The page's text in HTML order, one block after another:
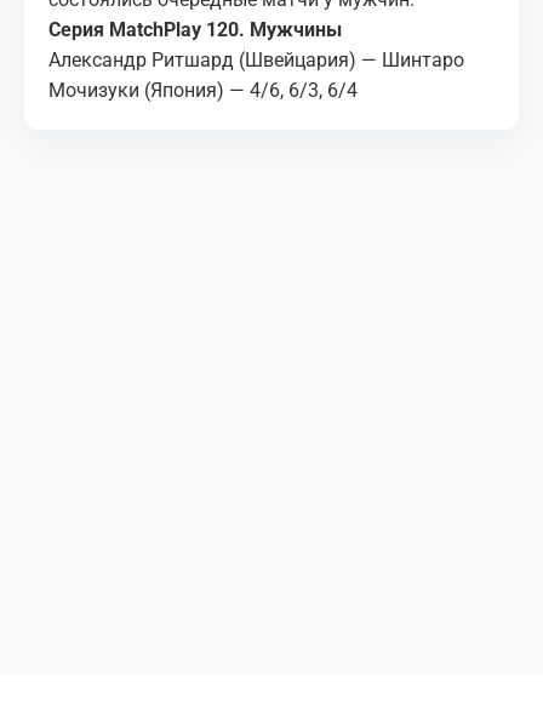
Серия MatchPlay 120. Мужчины
Александр Ритшард (Швейцария) — Шинтаро
Мочизуки (Япония) — 4/6, 6/3, 6/4